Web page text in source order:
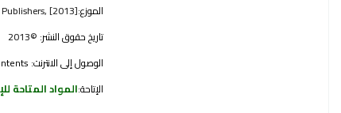
الموزع:[2013]
تاريخ حقوق النشر: ©2013
الوصول إلى الانترنت:
الإتاحة:المواد المتاحة